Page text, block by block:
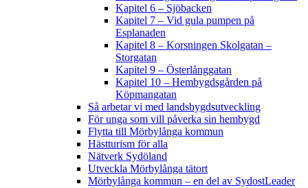
Kapitel 6 – Sjöbacken
Kapitel 7 – Vid gula pumpen på
Esplanaden
Kapitel 8 – Korsningen Skolgatan –
Storgatan
Kapitel 9 – Österlånggatan
Kapitel 10 – Hembygdsgården på
Köpmangatan
Så arbetar vi med landsbygdsutveckling
För unga som vill påverka sin hembygd
Flytta till Mörbylånga kommun
Hästturism för alla
Nätverk Sydöland
Utveckla Mörbylånga tätort
Mörbylånga kommun – en del av SydostLeader